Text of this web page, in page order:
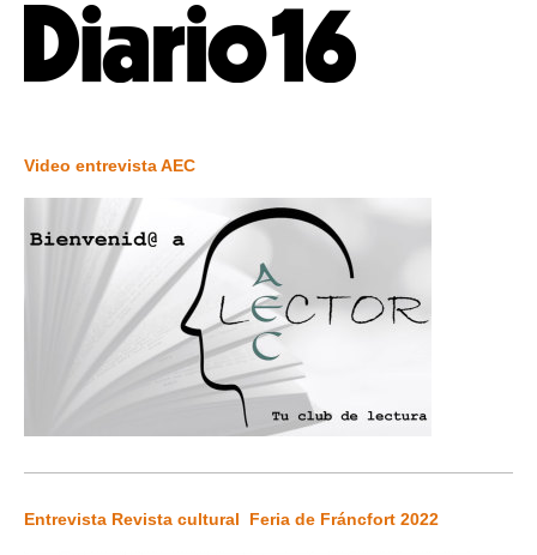
Video entrevista AEC
Entrevista Revista cultural Feria de Fráncfort 2022